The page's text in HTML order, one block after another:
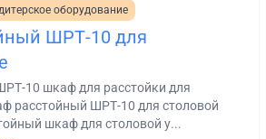
оборудование
ШРТ-10 для
10 шкаф для расстойки для
расстойный ШРТ-10 для столовой
шкаф для столовой у...